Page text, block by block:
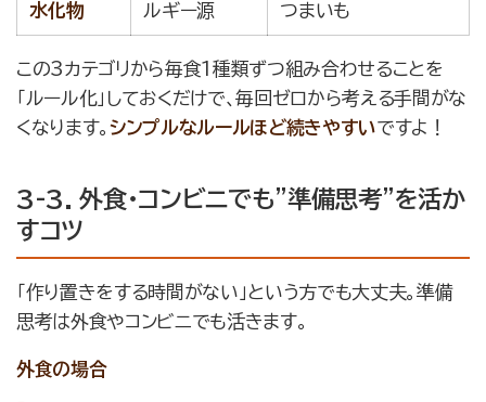
水化物
ルギー源
つまいも
この3カテゴリから毎食1種類ずつ組み合わせることを
「ルール化」しておくだけで、毎回ゼロから考える手間がな
くなります。 シンプルなルールほど続きやすいですよ！
3-3. 外食・コンビニでも”準備思考”を活か
すコツ
「作り置きをする時間がない」という方でも大丈夫。準備
思考は外食やコンビニでも活きます。
外食の場合